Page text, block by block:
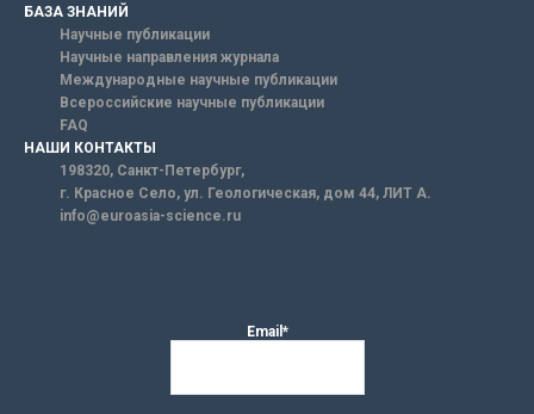
БАЗА ЗНАНИЙ
Научные публикации
Научные направления журнала
Международные научные публикации
Всероссийские научные публикации
FAQ
НАШИ КОНТАКТЫ
198320, Санкт-Петербург,
г. Красное Село, ул. Геологическая, дом 44, ЛИТ А.
info@euroasia-science.ru
Email*